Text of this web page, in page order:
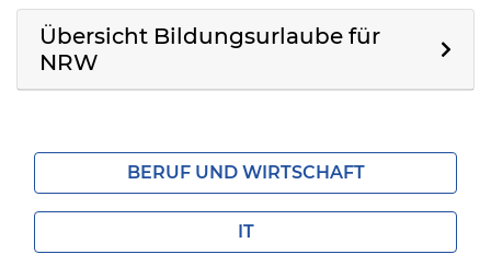
Übersicht Bildungsurlaube für
NRW
BERUF UND WIRTSCHAFT
IT